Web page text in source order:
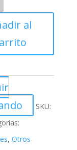
al
SKU:
,Otros